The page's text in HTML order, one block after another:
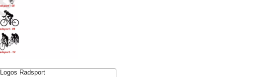
Logos Radsport